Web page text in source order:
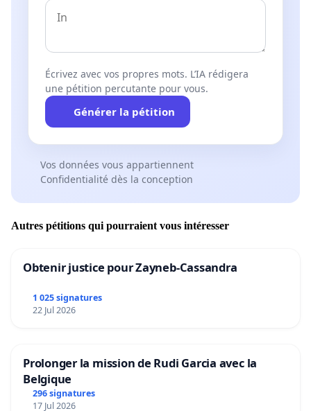
bachelor-richtingen of een leerlijn waarbij klimaat-
educatie wordt aangebracht in de verschillende vakken.
Voor deze petitie krijgen wij alvast de steun van Wies
Descheemaeker ( werknemer), Elodie Stockman
(werknemer), Romy Aerts (leraar), Johanna
Vandenbussche (leraar), Sara Vicca (wetenschapper),
Dienderen (grootouder), Youth For Climate,
students For Climate, Teachers For Climate, Workers
For Climate, Scientists For Climate, Grootouders voor
het klimaat Be, Greenpeace, Jean-Pascal van Ypersele
(wetenschapper)
De initiatiefnemers:
- Tatyana Decelle ( leerling 5e middelbaar, Brugge)
- Charlie Vande Mergel ( élève, 6e secondaire,
Charleroi)
Écrivez avec vos propres mots. L’IA rédigera
une pétition percutante pour vous.
Générer la pétition
Vos données vous appartiennent
Confidentialité dès la conception
Autres pétitions qui pourraient vous intéresser
Obtenir justice pour Zayneb-Cassandra
1 025 signatures
22 Jul 2026
Prolonger la mission de Rudi Garcia avec la
Belgique
296 signatures
17 Jul 2026